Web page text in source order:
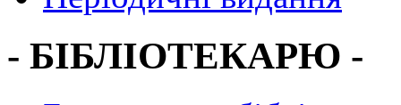
- БІБЛІОТЕКАРЮ -